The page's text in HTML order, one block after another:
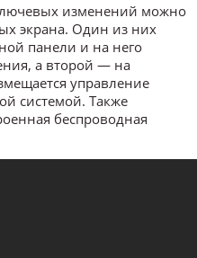
изменений можно
экрана. Один из них
панели и на него
а второй — на
управление
системой. Также
беспроводная